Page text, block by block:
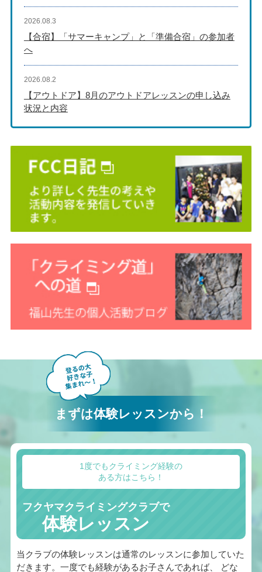
【合宿】「サマーキャンプ」と「準備合宿」の参加者
へ
2026.08.3
【アウトドア】8月のアウトドアレッスンの申し込み
状況と内容
2026.08.2
まずは体験レッスンから！
1度でもクライミング経験の
ある方はこちら！
フクヤマクライミングクラブで
体験レッスン
当クラブの体験レッスンは通常のレッスンに参加していた
だきます。一度でも経験があるお子さんであれば、 どな